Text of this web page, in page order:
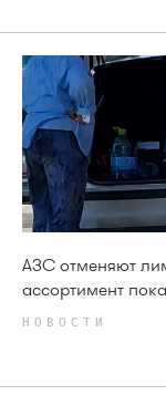
АЗС отменяют
ассортимент
НОВОСТИ